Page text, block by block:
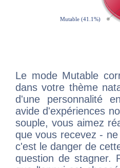
Le mode Mutable
dans votre thème
d'une personnalité
avide d'expériences
souple, vous aimez
que vous recevez -
c'est le danger de
question de stagner.